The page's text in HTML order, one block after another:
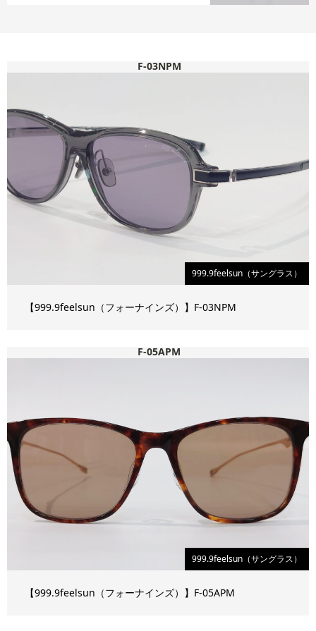
F-03NPM
999.9feelsun（サングラス）
【999.9feelsun（フォーナインズ）】F-03NPM
F-05APM
999.9feelsun（サングラス）
【999.9feelsun（フォーナインズ）】F-05APM